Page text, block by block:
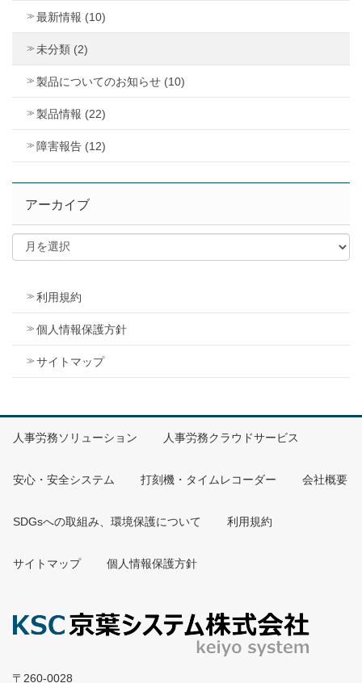
最新情報 (10)
未分類 (2)
製品についてのお知らせ (10)
製品情報 (22)
障害報告 (12)
アーカイブ
利用規約
個人情報保護方針
サイトマップ
人事労務ソリューション 人事労務クラウドサービス
安心・安全システム 打刻機・タイムレコーダー 会社概要
SDGsへの取組み、環境保護について 利用規約
サイトマップ 個人情報保護方針
〒260-0028